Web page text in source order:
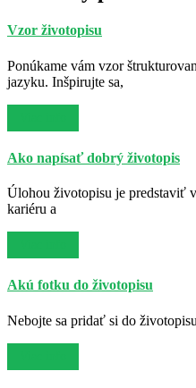
Vzor životopisu
Ponúkame vám vzor
jazyku. Inšpirujte sa,
Ako napísať dobrý životopis
Úlohou životopisu je predstaviť
kariéru a
Akú fotku do životopisu
Nebojte sa pridať si do